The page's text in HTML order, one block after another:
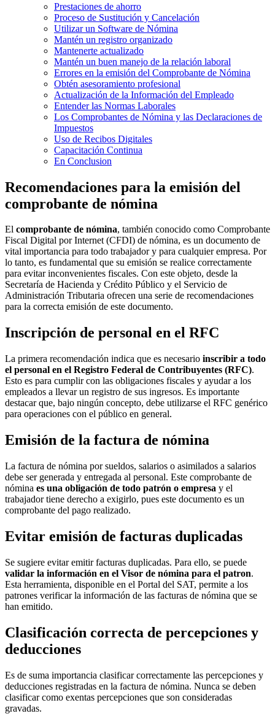
Prestaciones de ahorro
Proceso de Sustitución y Cancelación
Utilizar un Software de Nómina
Mantén un registro organizado
Mantenerte actualizado
Mantén un buen manejo de la relación laboral
Errores en la emisión del Comprobante de Nómina
Obtén asesoramiento profesional
Actualización de la Información del Empleado
Entender las Normas Laborales
Los Comprobantes de Nómina y las Declaraciones de
Impuestos
Uso de Recibos Digitales
Capacitación Continua
En Conclusion
Recomendaciones para la emisión del
comprobante de nómina
El comprobante de nómina, también conocido como Comprobante
Fiscal Digital por Internet (CFDI) de nómina, es un documento de
vital importancia para todo trabajador y para cualquier empresa. Por
lo tanto, es fundamental que su emisión se realice correctamente
para evitar inconvenientes fiscales. Con este objeto, desde la
Secretaría de Hacienda y Crédito Público y el Servicio de
Administración Tributaria ofrecen una serie de recomendaciones
para la correcta emisión de este documento.
Inscripción de personal en el RFC
La primera recomendación indica que es necesario inscribir a todo
el personal en el Registro Federal de Contribuyentes (RFC).
Esto es para cumplir con las obligaciones fiscales y ayudar a los
empleados a llevar un registro de sus ingresos. Es importante
destacar que, bajo ningún concepto, debe utilizarse el RFC genérico
para operaciones con el público en general.
Emisión de la factura de nómina
La factura de nómina por sueldos, salarios o asimilados a salarios
debe ser generada y entregada al personal. Este comprobante de
nómina es una obligación de todo patrón o empresa y el
trabajador tiene derecho a exigirlo, pues este documento es un
comprobante del pago realizado.
Evitar emisión de facturas duplicadas
Se sugiere evitar emitir facturas duplicadas. Para ello, se puede
validar la información en el Visor de nómina para el patron.
Esta herramienta, disponible en el Portal del SAT, permite a los
patrones verificar la información de las facturas de nómina que se
han emitido.
Clasificación correcta de percepciones y
deducciones
Es de suma importancia clasificar correctamente las percepciones y
deducciones registradas en la factura de nómina. Nunca se deben
clasificar como exentas percepciones que son consideradas
gravadas.